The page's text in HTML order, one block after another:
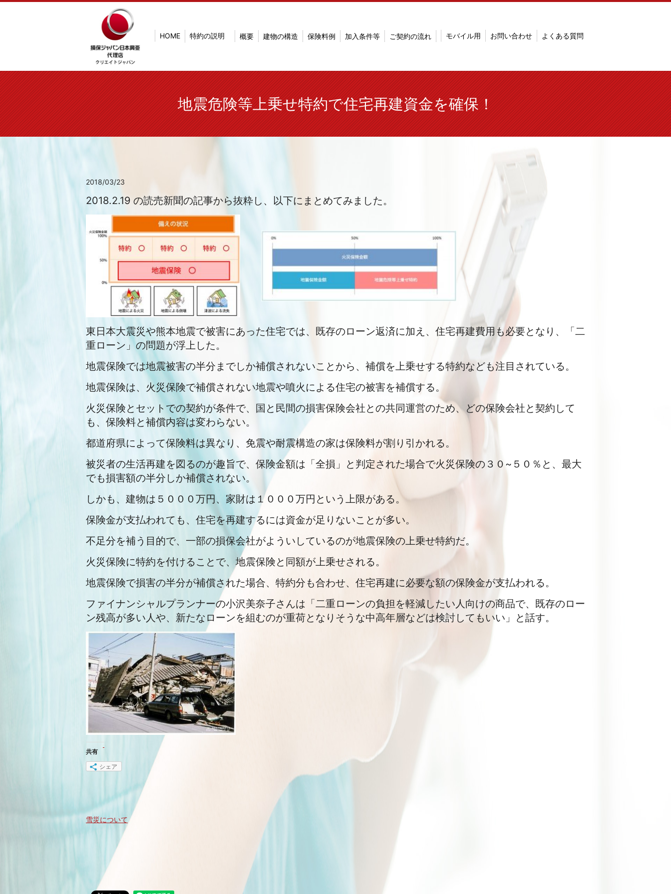
HOME 特約の説明 概要 建物の構造 保険料例 加入条件等 ご契約の流れ モバイル用 お問い合わせ よくある質問
地震危険等上乗せ特約で住宅再建資金を確保！
2018/03/23
2018.2.19 の読売新聞の記事から抜粋し、以下にまとめてみました。
東日本大震災や熊本地震で被害にあった住宅では、既存のローン返済に加え、住宅再建費用も必要となり、「二
重ローン」の問題が浮上した。
地震保険では地震被害の半分までしか補償されないことから、補償を上乗せする特約なども注目されている。
地震保険は、火災保険で補償されない地震や噴火による住宅の被害を補償する。
火災保険とセットでの契約が条件で、国と民間の損害保険会社との共同運営のため、どの保険会社と契約して
も、保険料と補償内容は変わらない。
都道府県によって保険料は異なり、免震や耐震構造の家は保険料が割り引かれる。
被災者の生活再建を図るのが趣旨で、保険金額は「全損」と判定された場合で火災保険の３０~５０％と、最大
でも損害額の半分しか補償されない。
しかも、建物は５０００万円、家財は１０００万円という上限がある。
保険金が支払われても、住宅を再建するには資金が足りないことが多い。
不足分を補う目的で、一部の損保会社がよういしているのが地震保険の上乗せ特約だ。
火災保険に特約を付けることで、地震保険と同額が上乗せされる。
地震保険で損害の半分が補償された場合、特約分も合わせ、住宅再建に必要な額の保険金が支払われる。
ファイナンシャルプランナーの小沢美奈子さんは「二重ローンの負担を軽減したい人向けの商品で、既存のロー
ン残高が多い人や、新たなローンを組むのが重荷となりそうな中高年層などは検討してもいい」と話す。
共有
シェア
雪災について